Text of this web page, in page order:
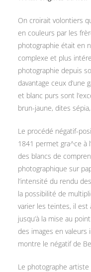
On croirait volontiers
en couleurs par les
photographie était en
complexe et plus
photographie depuis
davantage ceux d’une
et blanc purs sont
brun-jaune, dites
Le procédé négatif-
1841 permet gra^ce à
des blancs de
photographique sur
l’intensité du rendu
la possibilité de
varier les teintes, il est
jusqu’à la mise au
des images en
montre le négatif de
Le photographe